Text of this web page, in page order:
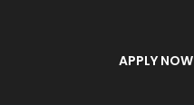
APPLY NOW